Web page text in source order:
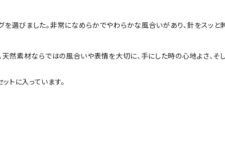
選びました。非常になめらかでやわらかな風合いがあり、針をスッと
天然素材ならではの風合いや表情を大切に、手にした時の心地よさ、
トに入っています。